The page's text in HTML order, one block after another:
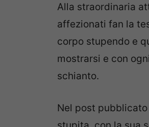
Alla straordinaria
affezionati fan la
corpo stupendo e
mostrarsi e con
schianto.
Nel post